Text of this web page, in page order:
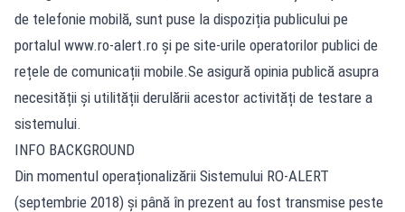
de telefonie mobilă, sunt puse la dispoziția publicului pe
portalul www.ro-alert.ro și pe site-urile operatorilor publici de
rețele de comunicații mobile.Se asigură opinia publică asupra
necesității și utilității derulării acestor activități de testare a
sistemului.
INFO BACKGROUND
Din momentul operaționalizării Sistemului RO-ALERT
(septembrie 2018) și până în prezent au fost transmise peste